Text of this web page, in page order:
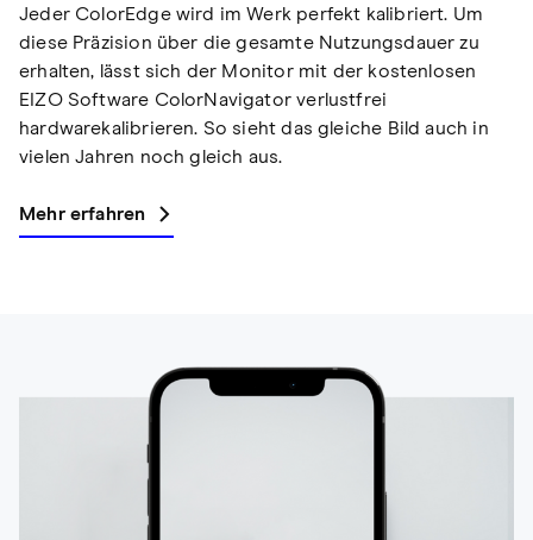
Jeder ColorEdge wird im Werk perfekt kalibriert. Um
diese Präzision über die gesamte Nutzungsdauer zu
erhalten, lässt sich der Monitor mit der kostenlosen
EIZO Software ColorNavigator verlustfrei
hardwarekalibrieren. So sieht das gleiche Bild auch in
vielen Jahren noch gleich aus.
Mehr erfahren